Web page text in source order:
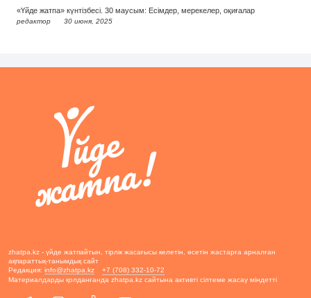
«Үйде жатпа» күнтізбесі. 30 маусым: Есімдер, мерекелер, оқиғалар
редактор 30 июня, 2025
zhatpa.kz - үйде жатпайтын, тірлік жасағысы келетін, өсетін жастарға арналған
ақпараттық-танымдық сайт
Редакция: info@zhatpa.kz
+7 (708) 332-10-72
Материалдарды қолданғанда zhatpa.kz сайтына активті сілтеме жасау міндетті